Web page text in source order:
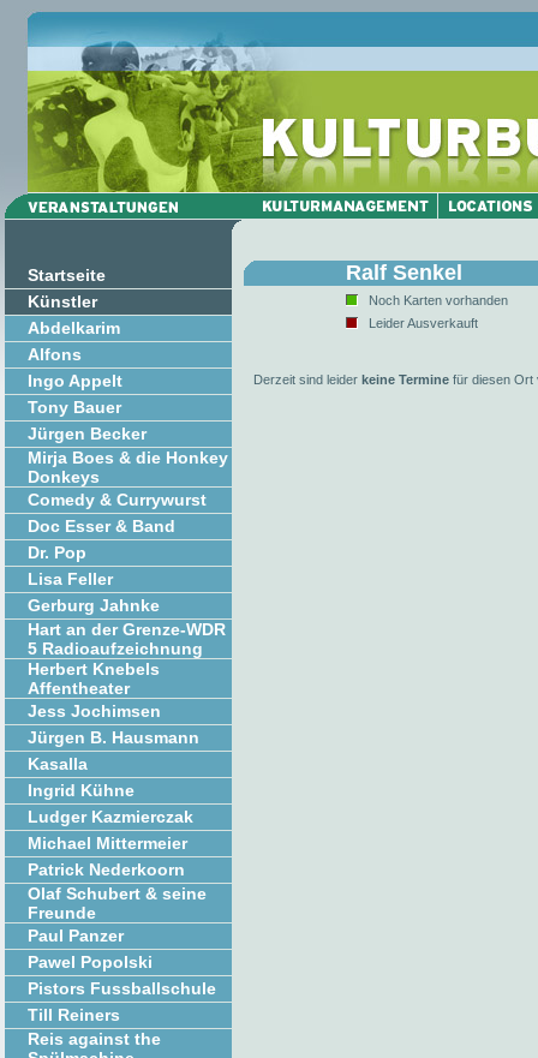
Startseite
Künstler
Abdelkarim
Alfons
Ingo Appelt
Tony Bauer
Jürgen Becker
Mirja Boes & die Honkey
Donkeys
Comedy & Currywurst
Doc Esser & Band
Dr. Pop
Lisa Feller
Gerburg Jahnke
Hart an der Grenze-WDR
5 Radioaufzeichnung
Herbert Knebels
Affentheater
Jess Jochimsen
Jürgen B. Hausmann
Kasalla
Ingrid Kühne
Ludger Kazmierczak
Michael Mittermeier
Patrick Nederkoorn
Olaf Schubert & seine
Freunde
Paul Panzer
Pawel Popolski
Pistors Fussballschule
Till Reiners
Reis against the
Ralf Senkel
Noch Karten vorhanden
Leider Ausverkauft
Derzeit sind leider keine Termine für diesen Ort